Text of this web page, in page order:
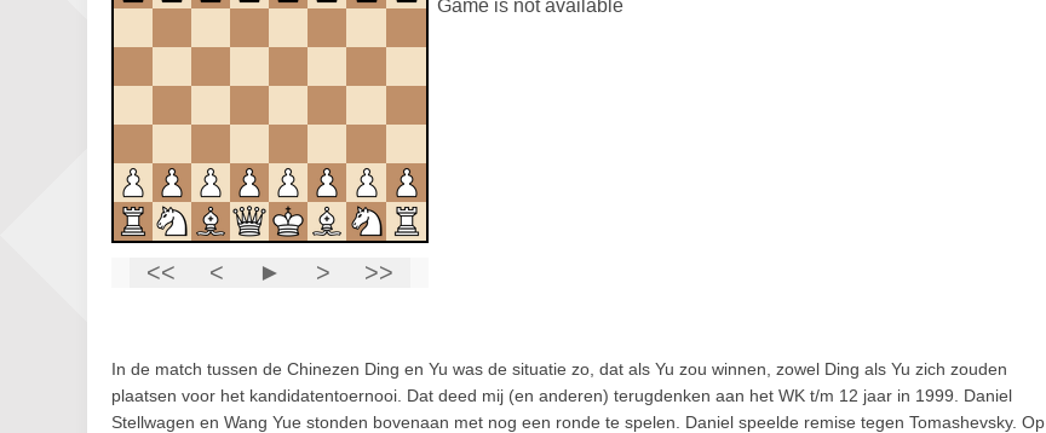
In de match tussen de Chinezen Ding en Yu was de situatie zo, dat als Yu zou winnen, zowel Ding als Yu zich zouden
plaatsen voor het kandidatentoernooi. Dat deed mij (en anderen) terugdenken aan het WK t/m 12 jaar in 1999. Daniel
Stellwagen en Wang Yue stonden bovenaan met nog een ronde te spelen. Daniel speelde remise tegen Tomashevsky. Op